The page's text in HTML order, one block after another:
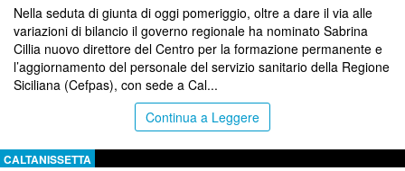
Nella seduta di giunta di oggi pomeriggio, oltre a dare il via alle
variazioni di bilancio il governo regionale ha nominato Sabrina
Cillia nuovo direttore del Centro per la formazione permanente e
l’aggiornamento del personale del servizio sanitario della Regione
Siciliana (Cefpas), con sede a Cal...
Continua a Leggere
CALTANISSETTA